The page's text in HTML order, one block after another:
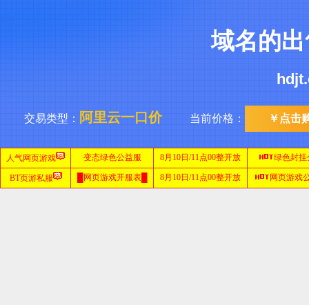
域名的
交易类型： 阿里云一口价 当前价格： ￥点击